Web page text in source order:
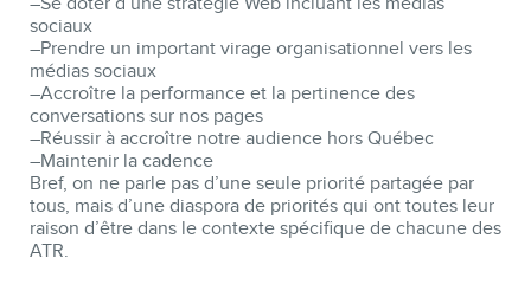
sociaux
–Prendre un important virage organisationnel vers les
médias sociaux
–Accroître la performance et la pertinence des
conversations sur nos pages
–Réussir à accroître notre audience hors Québec
–Maintenir la cadence
Bref, on ne parle pas d’une seule priorité partagée par
tous, mais d’une diaspora de priorités qui ont toutes leur
raison d’être dans le contexte spécifique de chacune des
ATR.